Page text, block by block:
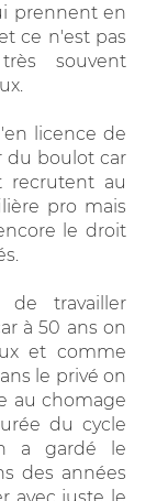
prennent en
ce n'est pas
souvent
licence de
du boulot car
recrutent au
pro mais
le droit
de travailler
à 50 ans on
et comme
le privé on
au chomage
du cycle
a gardé le
des années